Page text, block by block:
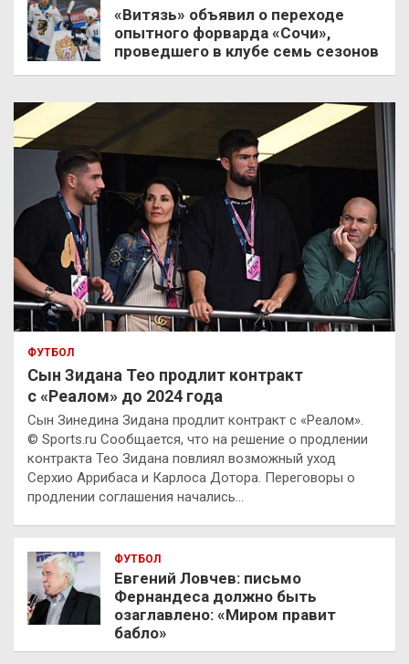
«Витязь» объявил о переходе
опытного форварда «Сочи»,
проведшего в клубе семь сезонов
ФУТБОЛ
Сын Зидана Тео продлит контракт
с «Реалом» до 2024 года
Сын Зинедина Зидана продлит контракт с «Реалом».
© Sports.ru Сообщается, что на решение о продлении
контракта Тео Зидана повлиял возможный уход
Серхио Аррибаса и Карлоса Дотора. Переговоры о
продлении соглашения начались…
ФУТБОЛ
Евгений Ловчев: письмо
Фернандеса должно быть
озаглавлено: «Миром правит
бабло»